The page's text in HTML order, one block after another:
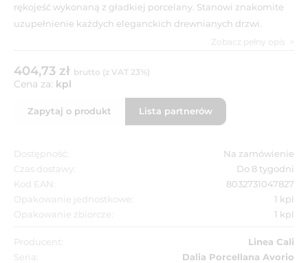
rękojeść wykonaną z gładkiej porcelany. Stanowi znakomite
uzupełnienie każdych eleganckich drewnianych drzwi.
Zobacz pełny opis
404,73 zł brutto (z VAT 23%)
Cena za: kpl
Zapytaj o produkt Lista partnerów
Dostępność:
Na zamówienie
Czas dostawy:
Do 8 tygodni
Kod EAN:
8032731047827
Opakowanie jednostkowe:
1 kpl
Opakowanie zbiorcze:
1 kpl
Producent:
Linea Cali
Seria:
Dalia Porcellana Avorio